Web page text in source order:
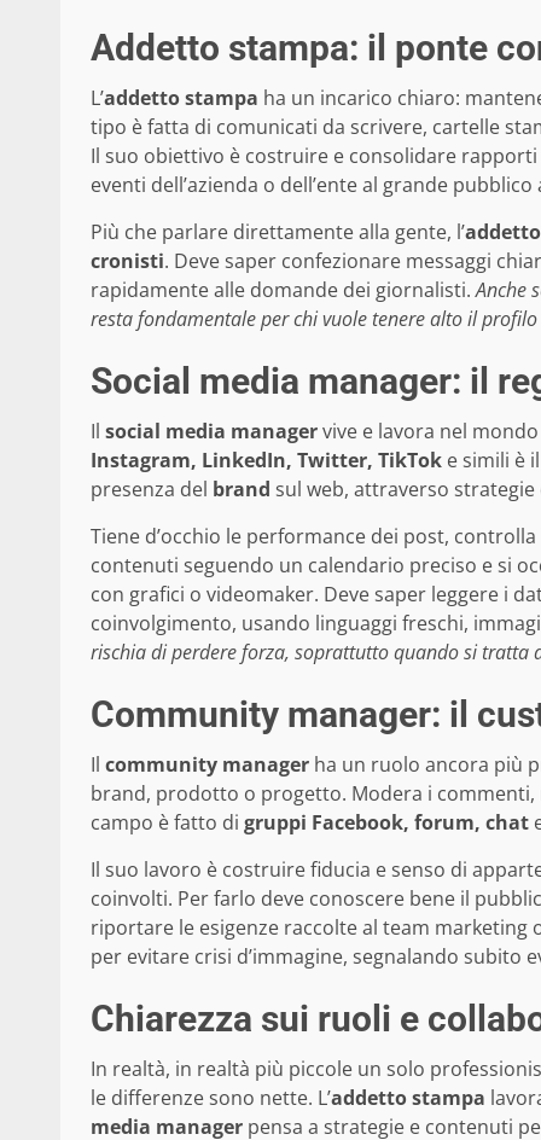
Addetto stampa: il ponte
L’addetto stampa ha un incarico chiaro:
tipo è fatta di comunicati da scrivere, cartelle
Il suo obiettivo è costruire e consolidare
eventi dell’azienda o dell’ente al grande
Più che parlare direttamente alla gente, l’
cronisti. Deve saper confezionare messaggi
rapidamente alle domande dei giornalisti.Anche
resta fondamentale per chi vuole tenere alto il
Social media manager: il
Il social media managervive e lavora nel
Instagram, LinkedIn, Twitter, TikTok e simili è
presenza del brand sul web, attraverso
Tiene d’occhio le performance dei post,
contenuti seguendo un calendario preciso e si
con grafici o videomaker. Deve saper leggere i
coinvolgimento, usando linguaggi freschi,
rischia di perdere forza, soprattutto quando si tratta
Community manager: il
Il community manager ha un ruolo ancora più
brand, prodotto o progetto. Modera i
campo è fatto di gruppi Facebook, forum, chat
Il suo lavoro è costruire fiducia e senso di
coinvolti. Per farlo deve conoscere bene il
riportare le esigenze raccolte al team marketing
per evitare crisi d’immagine, segnalando subito
Chiarezza sui ruoli e
In realtà, in realtà più piccole un solo
le differenze sono nette. L’addetto stampa
media manager pensa a strategie e contenuti